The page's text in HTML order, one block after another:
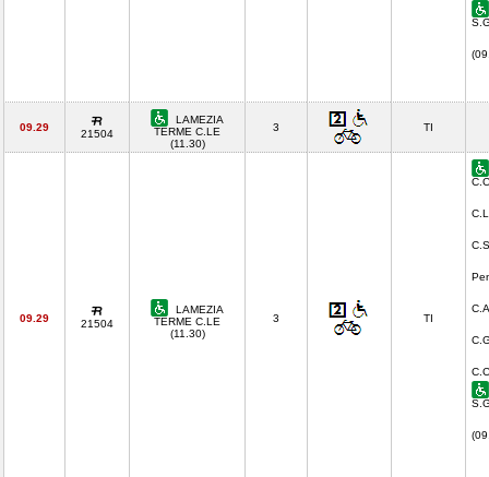
09.29
21504
LAMEZIA
TERME C.LE
(11.30)
3 TI
09.29 21504
LAMEZIA
TERME C.LE
(11.30)
3 TI